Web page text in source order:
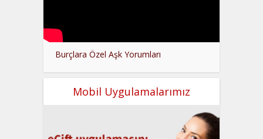
Burçlara Özel Aşk Yorumları
Mobil Uygulamalarımız